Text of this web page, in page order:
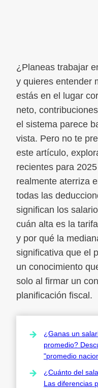
¿Planeas trabajar
y quieres entender
estás en el lugar
neto,
el sistema parece
vista. Pero no te
este artículo,
recientes para
realmente aterriza
todas las
significan los
cuán alta es la
y por qué la
significativa que el
un conocimiento
solo al firmar un
planificación fiscal.
¿Ganas un
promedio?
"promedio
¿Cuánto del
Las diferencias